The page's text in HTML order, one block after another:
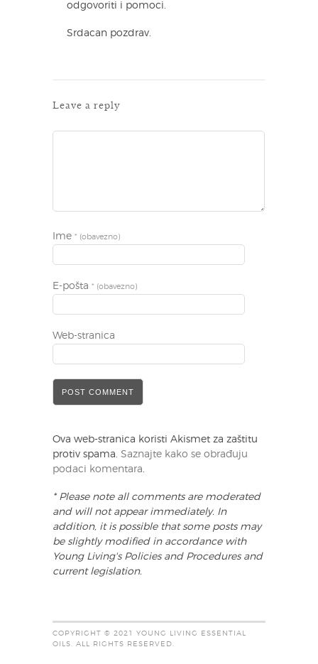
odgovoriti i pomoci.
Srdacan pozdrav.
Leave a reply
Ime * (obavezno)
E-pošta * (obavezno)
Web-stranica
Ova web-stranica koristi Akismet za zaštitu
protiv spama. Saznajte kako se obrađuju
podaci komentara.
* Please note all comments are moderated
and will not appear immediately. In
addition, it is possible that some posts may
be slightly modified in accordance with
Young Living's Policies and Procedures and
current legislation.
COPYRIGHT © 2021 YOUNG LIVING ESSENTIAL
OILS. ALL RIGHTS RESERVED.